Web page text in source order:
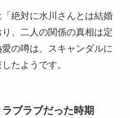
絶対に水川さんとは結婚
、二人の関係の真相は定
の噂は、スキャンダルに
たようです。
ブラブだった時期